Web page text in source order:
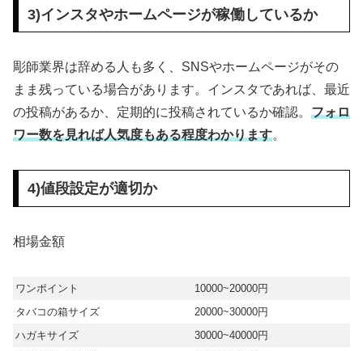
3)インスタやホームページが稼働しているか
彫師業界は辞める人も多く、SNSやホームページがその
まま残っている場合があります。インスタであれば、最近
の投稿があるか、定期的に投稿されているか確認。 フォロ
ワー数を見れば人気度もある程度わかります。
4)値段設定が適切か
相場金額
ワンポイント
10000~20000円
タバコの箱サイズ
20000~30000円
ハガキサイズ
30000~40000円